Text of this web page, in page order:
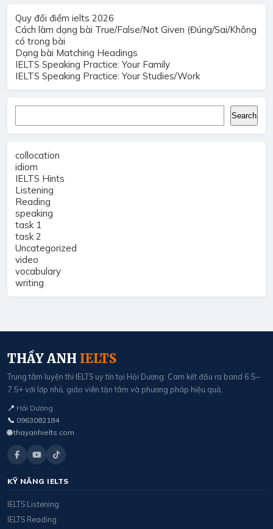
Quy đổi điểm ielts 2026
Cách làm dạng bài True/False/Not Given (Đúng/Sai/Không
có trong bài
Dạng bài Matching Headings
IELTS Speaking Practice: Your Family
IELTS Speaking Practice: Your Studies/Work
Search
collocation
idiom
IELTS Hints
Listening
Reading
speaking
task 1
task 2
Uncategorized
video
vocabulary
writing
THẦY ANH IELTS
Trung tâm luyện thi IELTS uy tín tại Hải Dương. Cam kết đầu ra band 6.5–
7.5+ với lớp nhỏ, giáo viên tận tâm và phương pháp hiệu quả.
📍 Hải Dương
📞 0963082184
🌐 thayanhielts.com
KỸ NĂNG IELTS
IELTS Listening
IELTS Reading